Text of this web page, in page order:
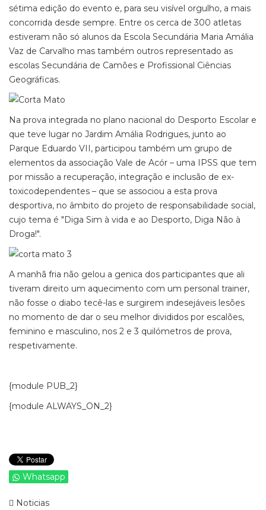
sétima edição do evento e, para seu visível orgulho, a mais
concorrida desde sempre. Entre os cerca de 300 atletas
estiveram não só alunos da Escola Secundária Maria Amália
Vaz de Carvalho mas também outros representado as
escolas Secundária de Camões e Profissional Ciências
Geográficas.
Na prova integrada no plano nacional do Desporto Escolar e
que teve lugar no Jardim Amália Rodrigues, junto ao
Parque Eduardo VII, participou também um grupo de
elementos da associação Vale de Acór – uma IPSS que tem
por missão a recuperação, integração e inclusão de ex-
toxicodependentes – que se associou a esta prova
desportiva, no âmbito do projeto de responsabilidade social,
cujo tema é "Diga Sim à vida e ao Desporto, Diga Não à
Droga!".
A manhã fria não gelou a genica dos participantes que ali
tiveram direito um aquecimento com um personal trainer,
não fosse o diabo tecê-las e surgirem indesejáveis lesões
no momento de dar o seu melhor divididos por escalões,
feminino e masculino, nos 2 e 3 quilómetros de prova,
respetivamente.
{module PUB_2}
{module ALWAYS_ON_2}
Whatsapp
Noticias